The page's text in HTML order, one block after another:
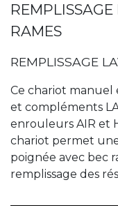
RAMES
REMPLISSAGE
Ce chariot manuel
et compléments
enrouleurs AIR et
chariot permet
poignée avec bec
remplissage des